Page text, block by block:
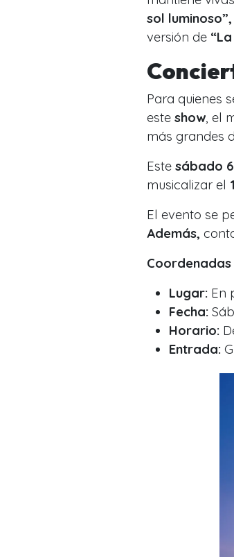
sol
versión de
Para quienes
este show , el
más grandes
Este sábado
musicalizar el
El evento se
Además,
Lugar: En
Fecha:
Horario:
Entrada: